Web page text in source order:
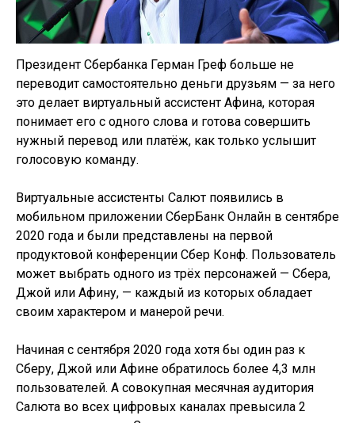
Президент Сбербанка Герман Греф больше не
переводит самостоятельно деньги друзьям — за него
это делает виртуальный ассистент Афина, которая
понимает его с одного слова и готова совершить
нужный перевод или платёж, как только услышит
голосовую команду.
Виртуальные ассистенты Салют появились в
мобильном приложении СберБанк Онлайн в сентябре
2020 года и были представлены на первой
продуктовой конференции Сбер Конф. Пользователь
может выбрать одного из трёх персонажей — Сбера,
Джой или Афину, — каждый из которых обладает
своим характером и манерой речи.
Начиная с сентября 2020 года хотя бы один раз к
Сберу, Джой или Афине обратилось более 4,3 млн
пользователей. А совокупная месячная аудитория
Салюта во всех цифровых каналах превысила 2